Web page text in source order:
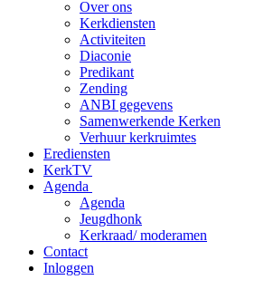
Over ons
Kerkdiensten
Activiteiten
Diaconie
Predikant
Zending
ANBI gegevens
Samenwerkende Kerken
Verhuur kerkruimtes
Erediensten
KerkTV
Agenda
Agenda
Jeugdhonk
Kerkraad/ moderamen
Contact
Inloggen